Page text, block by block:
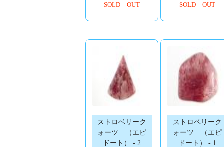
SOLD OUT SOLD OUT
ストロベリーク
ォーツ （エピ
ドート） - 2
ストロベリーク
ォーツ （エピ
ドート） - 1